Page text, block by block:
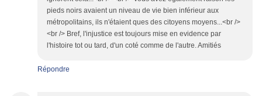
pieds noirs avaient un niveau de vie bien inférieur aux
métropolitains, ils n'étaient ques des citoyens moyens...<br />
<br /> Bref, l'injustice est toujours mise en evidence par
l'histoire tot ou tard, d'un coté comme de l'autre. Amitiés
Répondre